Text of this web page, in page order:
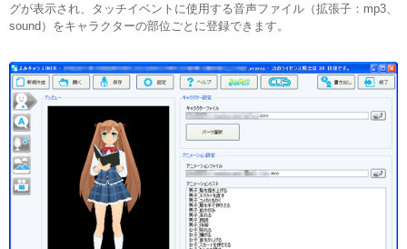
グが表示され、タッチイベントに使用する音声ファイル（拡張子：mp3、
sound）をキャラクターの部位ごとに登録できます。